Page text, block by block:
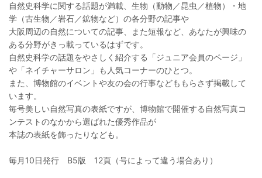
自然史科学に関する話題が満載、生物（動物／昆虫／植物）・地
学（古生物／岩石／鉱物など）の各分野の記事や
大阪周辺の自然についての記事、また短報など、あなたが興味の
ある分野がきっ載っているはずです。
自然史科学の話題をやさしく紹介する「ジュニア会員のページ」
や「ネイチャーサロン」も人気コーナーのひとつ。
また、博物館のイベントや友の会の行事などももらさず掲載して
います。
毎号美しい自然写真の表紙ですが、博物館で開催する自然写真コ
ンテストのなかから選ばれた優秀作品が
本誌の表紙を飾ったりなども。
毎月10日発行 B5版 12頁（号によって違う場合あり）